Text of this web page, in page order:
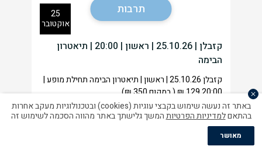
תרבות
25
אוקטובר
קזבלן | 25.10.26 | ראשון | 20:00 | תיאטרון
הבימה
קזבלן 25.10.26 | ראשון | תיאטרון הבימה תחילת מופע |
20:00 129 ₪ ( במקום 350 ₪)
למידע נוסף
באתר זה נעשה שימוש בקבצי עוגיות (cookies) ובטכנולוגיות מעקב אחרות
בהתאםלמדיניות הפרטיותהמשך גלישתך באתר מהווה הסכמה לשימוש זה
מאושר